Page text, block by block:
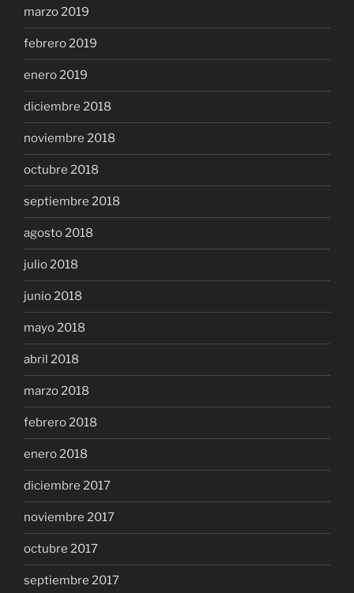
marzo 2019
febrero 2019
enero 2019
diciembre 2018
noviembre 2018
octubre 2018
septiembre 2018
agosto 2018
julio 2018
junio 2018
mayo 2018
abril 2018
marzo 2018
febrero 2018
enero 2018
diciembre 2017
noviembre 2017
octubre 2017
septiembre 2017